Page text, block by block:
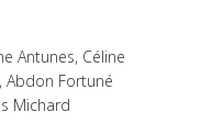
Antunes, Céline
Abdon Fortuné
Michard